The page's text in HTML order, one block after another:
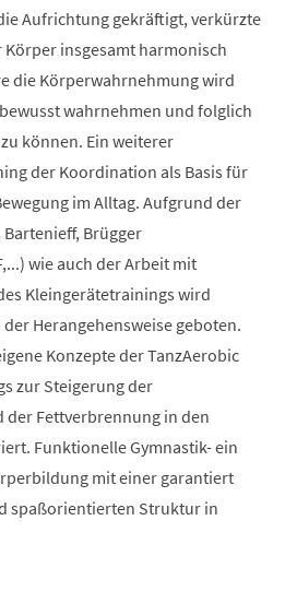
Aufrichtung gekräftigt, verkürzte
insgesamt harmonisch
die Körperwahrnehmung wird
wahrnehmen und folglich
können. Ein weiterer
der Koordination als Basis für
im Alltag. Aufgrund der
Brügger
wie auch der Arbeit mit
Kleingerätetrainings wird
Herangehensweise geboten.
Konzepte der TanzAerobic
zur Steigerung der
Fettverbrennung in den
Funktionelle Gymnastik- ein
mit einer garantiert
spaßorientierten Struktur in